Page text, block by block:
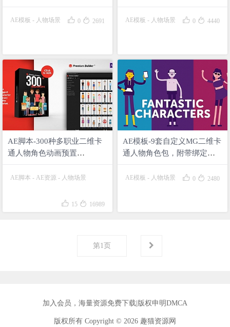
Scene Situation
AE模板 - 人物场景  0  2691
Promo
AE模板 - 人物场景  0  4440
AE脚本-300种多职业二维卡
通人物角色动画预置
AE脚本 - AE资源 - 人物场景
 15  16989
AE模板-9套自定义MG二维卡
通人物角色包，附带绑定动
Characters
AE模板 - 人物场景  0  2480
第1 页
加入会员 ，海量资源免费下载| 版权申明DMCA
版权所有 Copyright © 2026 趣猫资源网